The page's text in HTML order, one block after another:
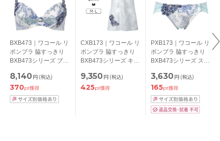
BXB473｜ワコール リ
ボンブラ 脇すっきり
BXB473シリーズ ブラ
ップ アンダー
65/70/75/80/85cm
8,140円 (税込)
370pt獲得
CXB173｜ワコール リ
ボンブラ 脇すっきり
BXB473シリーズ キャ
9,350円 (税込)
425pt獲得
PXB173｜ワコール リ
ボンブラ 脇すっきり
BXB473シリーズ スタ
/LL
3,630円 (税込)
165pt獲得